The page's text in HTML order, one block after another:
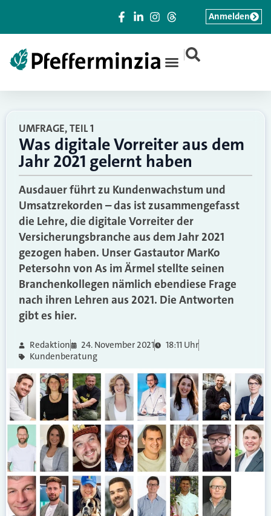
|
Anmelden
UMFRAGE, TEIL 1
Was digitale Vorreiter aus dem
Jahr 2021 gelernt haben
Ausdauer führt zu Kundenwachstum und
Umsatzrekorden – das ist zusammengefasst
die Lehre, die digitale Vorreiter der
Versicherungsbranche aus dem Jahr 2021
gezogen haben. Unser Gastautor MarKo
Petersohn von As im Ärmel stellte seinen
Branchenkollegen nämlich ebendiese Frage
nach ihren Lehren aus 2021. Die Antworten
gibt es hier.
Redaktion 24. November 2021
18:11 Uhr
Kundenberatung